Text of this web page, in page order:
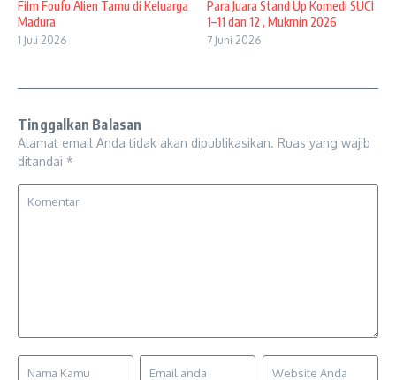
Film Foufo Alien Tamu di Keluarga
Madura
1 Juli 2026
Para Juara Stand Up Komedi SUCI
1–11 dan 12 , Mukmin 2026
7 Juni 2026
Tinggalkan Balasan
Alamat email Anda tidak akan dipublikasikan. Ruas yang wajib
ditandai *